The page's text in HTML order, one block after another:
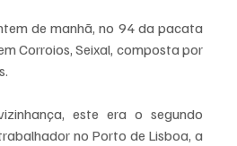
de manhã, no 94 da pacata
Corroios, Seixal, composta por
este era o segundo
no Porto de Lisboa, a